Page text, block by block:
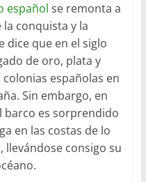
español se remonta a
conquista y la
dice que en el siglo
de oro, plata y
españolas en
Sin embargo, en
barco es sorprendido
en las costas de lo
llevándose consigo su